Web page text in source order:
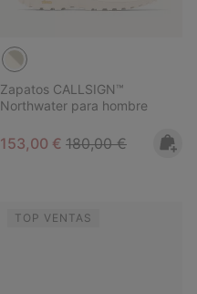
Zapatos CALLSIGN™
Northwater para hombre
Sale price:
153,00 € Regular price:
180,00 €
TOP VENTAS